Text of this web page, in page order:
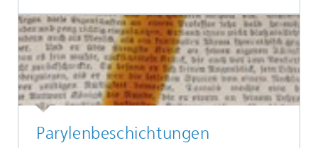
Parylenbeschichtungen